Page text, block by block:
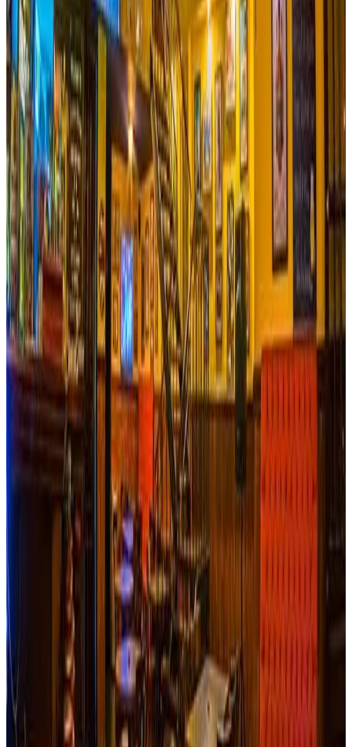
Ver sitio →
Ibagué
Hotel Iguaima
El lugar ideal para recargar energías y sobrecargarse con la
belleza de la naturaleza…a solo 16 Km de la ciudad de
Ibagué por la vía del Cañón de Combeima encontrarás el
Hotel Iguaima, un lugar pleno de belleza natural y
arquitectura campestre, cuenta con un confortable y cálido
alojamiento de 20 habitaciones con capacidad para 80
personas, donde su complemento perfecto es la gran
variedad de actividades ecológicos que puedes realizar en
sus bellos alrededores, categorizándolo como escenario
perfecto para realizar senderismo, avistamiento de
aves/colibrís y de estrellas. Además, de contar con un
restaurante donde sus ricos platos son elaborados con
productos de la zona; cuenta con un amplio salón de
eventos, convirtiéndose en el mejor lugar para reencuentros
donde el bello paisaje será su mejor decoración y harán de
tus recuerdos fotográficos los mejores. Todo esto lo
podrás hacer mientras disfrutas del aire puro, la tranquilidad
de la montaña y el sonido arrullador del Rio Combeima. El
hotel Iguaima y su equipo de colaboradores te
sorprenderán con grandes detalles de amabilidad y
complacencia haciendo de tu estadía un momento
placentero donde el único riesgo que correrás es que te
quieras quedar por siempre.
Reservar